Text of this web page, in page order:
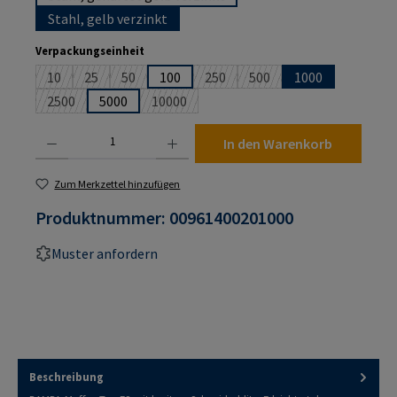
Stahl, gelb verzinkt
Verpackungseinheit
10(Diese Option ist zurzeit nicht verfügbar.)
25(Diese Option ist zurzeit nicht verfügbar.)
50(Diese Option ist zurzeit nicht verfügbar.)
100 250(Diese Option ist zurzeit nicht
500(Diese Option ist zurzeit
1000
2500(Diese Option ist zurzeit nicht verfügbar.)
5000 10000(Diese Option ist zurzeit nicht verfügbar.)
In den Warenkorb
Zum Merkzettel hinzufügen
Produktnummer: 00961400201000
Muster anfordern
Beschreibung